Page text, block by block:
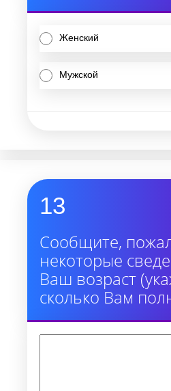
Женский
Мужской
13
Сообщите,
некоторые
Ваш возраст
сколько Вам